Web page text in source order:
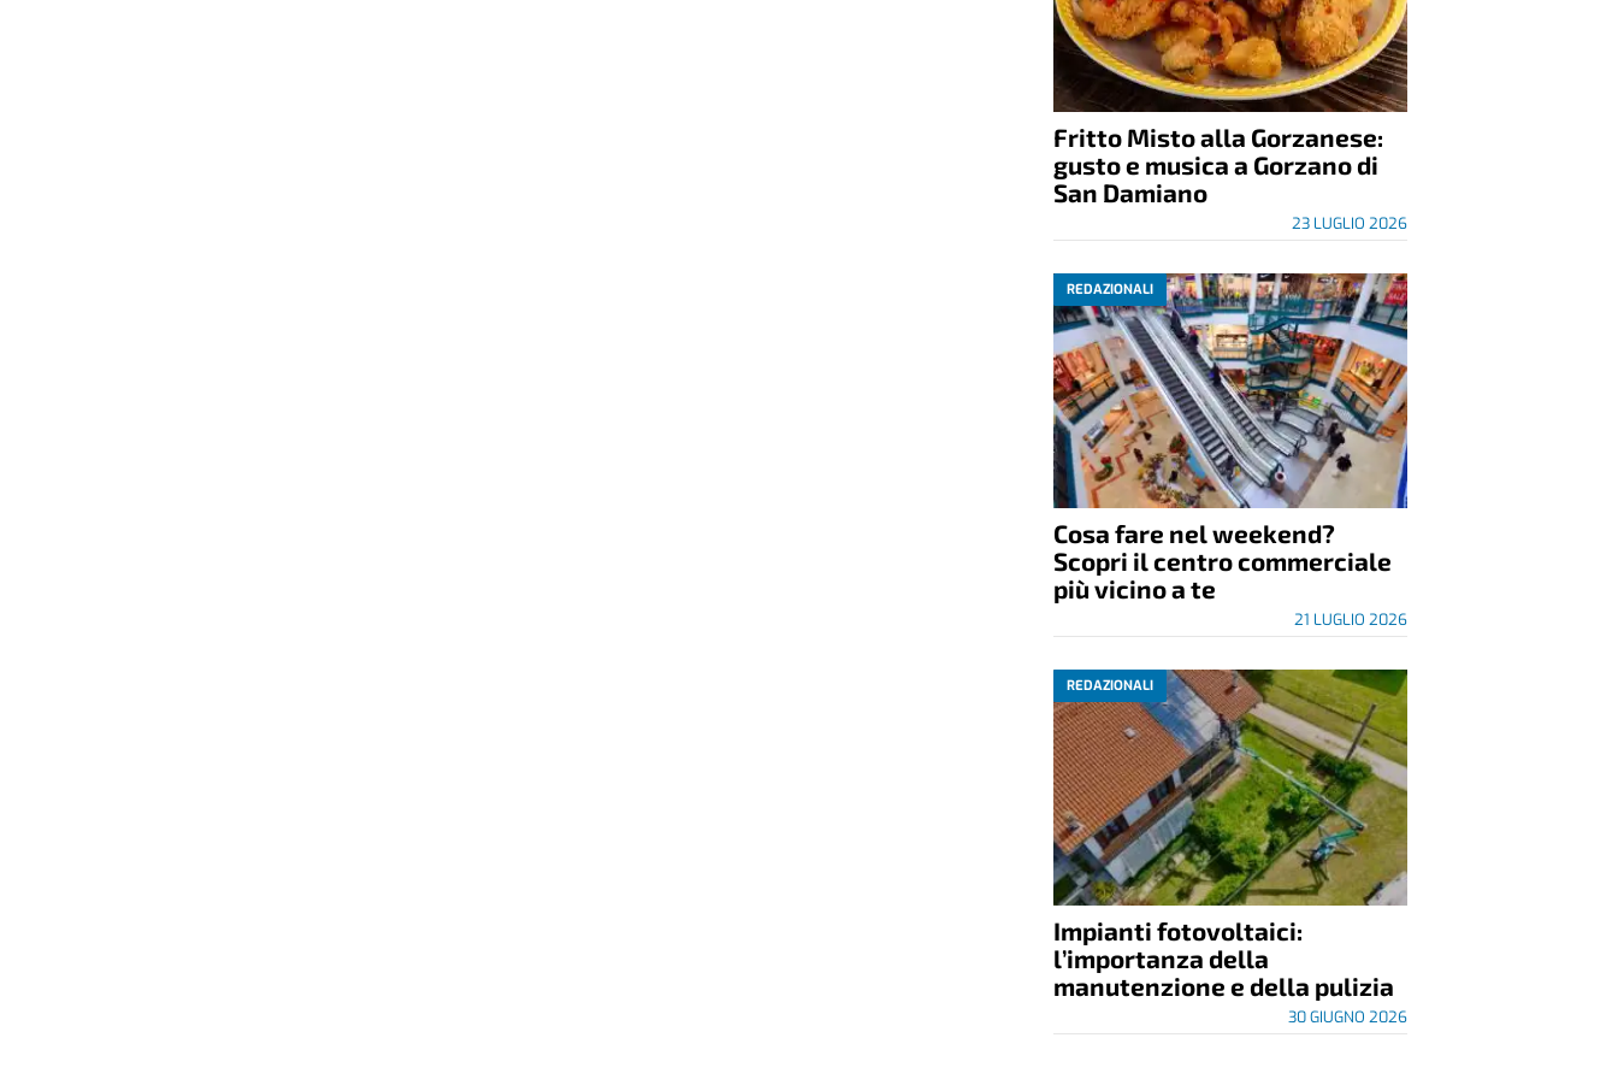
Fritto Misto alla Gorzanese:
gusto e musica a Gorzano di
San Damiano
23 LUGLIO 2026
REDAZIONALI
Cosa fare nel weekend?
Scopri il centro commerciale
più vicino a te
21 LUGLIO 2026
REDAZIONALI
Impianti fotovoltaici:
l’importanza della
manutenzione e della pulizia
30 GIUGNO 2026